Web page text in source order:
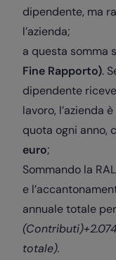
dipendente, ma
l’azienda;
a questa somma
Fine Rapporto).
dipendente
lavoro, l’azienda
quota ogni anno,
euro;
Sommando la
e
annuale totale
totale).